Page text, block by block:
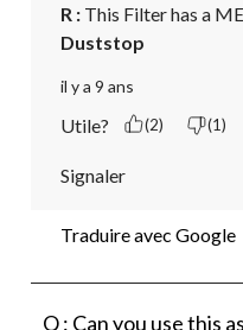
R : This Filter has a
Duststop
il y a 9 ans
Utile? (2) (1)
Signaler
Traduire avec Google
Q : Can you use this